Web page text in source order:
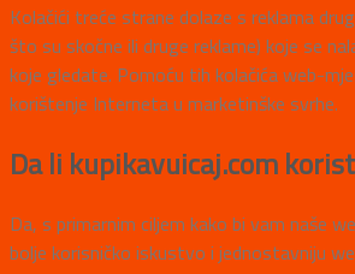
Kolačići treće strane dolaze s reklama
što su skočne ili druge reklame) koje se
koje gledate. Pomoću tih kolačića web-
korištenje Interneta u marketinške svrhe.
Da li kupikavuicaj.com
Da, s primarnim ciljem kako bi vam naše
bolje korisničko iskustvo i jednostavniju